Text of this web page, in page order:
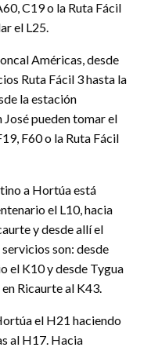
C19 o la Ruta Fácil
el L25.
Américas, desde
Ruta Fácil 3 hasta la
la estación
José pueden tomar el
F60 o la Ruta Fácil
a Hortúa está
el L10, hacia
y desde allí el
son: desde
el K10 y desde Tygua
Ricaurte al K43.
el H21 haciendo
al H17. Hacia